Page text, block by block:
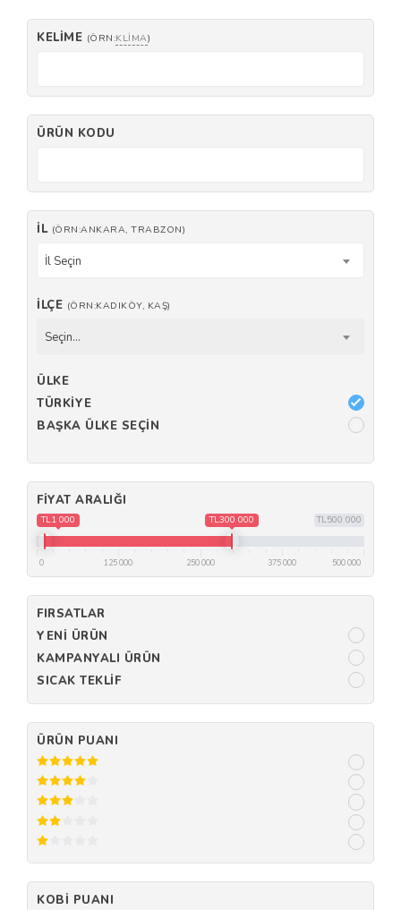
KELIME (ÖRN:KLIMA)
ÜRÜN KODU
İL (ÖRN:ANKARA, TRABZON)
İl Seçin
İLÇE (ÖRN:KADIKÖY, KAŞ)
Seçin...
ÜLKE
TÜRKIYE
BAŞKA ÜLKE SEÇIN
FIYAT ARALIĞI
TL500 000
TL1 000 TL300 000
0 125 000 250 000 375 000 500 000
FIRSATLAR
YENI ÜRÜN
KAMPANYALI ÜRÜN
SICAK TEKLIF
ÜRÜN PUANI
KOBI PUANI